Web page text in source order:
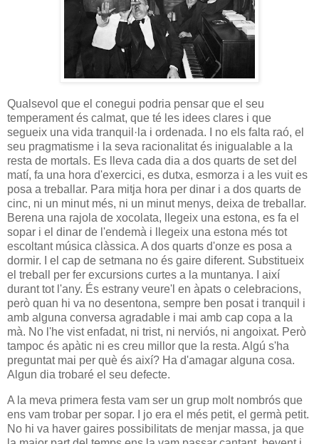
Qualsevol que el conegui podria pensar que el seu
temperament és calmat, que té les idees clares i que
segueix una vida tranquil·la i ordenada. I no els falta raó, el
seu pragmatisme i la seva racionalitat és inigualable a la
resta de mortals. Es lleva cada dia a dos quarts de set del
matí, fa una hora d'exercici, es dutxa, esmorza i a les vuit es
posa a treballar. Para mitja hora per dinar i a dos quarts de
cinc, ni un minut més, ni un minut menys, deixa de treballar.
Berena una rajola de xocolata, llegeix una estona, es fa el
sopar i el dinar de l'endemà i llegeix una estona més tot
escoltant música clàssica. A dos quarts d'onze es posa a
dormir. I el cap de setmana no és gaire diferent. Substitueix
el treball per fer excursions curtes a la muntanya. I així
durant tot l'any. És estrany veure'l en àpats o celebracions,
però quan hi va no desentona, sempre ben posat i tranquil i
amb alguna conversa agradable i mai amb cap copa a la
mà. No l'he vist enfadat, ni trist, ni nerviós, ni angoixat. Però
tampoc és apàtic ni es creu millor que la resta. Algú s'ha
preguntat mai per què és així? Ha d'amagar alguna cosa.
Algun dia trobaré el seu defecte.
A la meva primera festa vam ser un grup molt nombrós que
ens vam trobar per sopar. I jo era el més petit, el germà petit.
No hi va haver gaires possibilitats de menjar massa, ja que